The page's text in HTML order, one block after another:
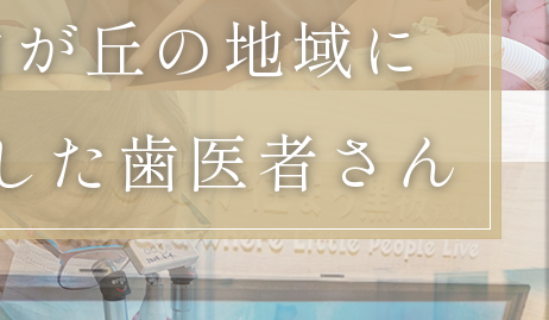
が丘の地域に
た歯医者さん